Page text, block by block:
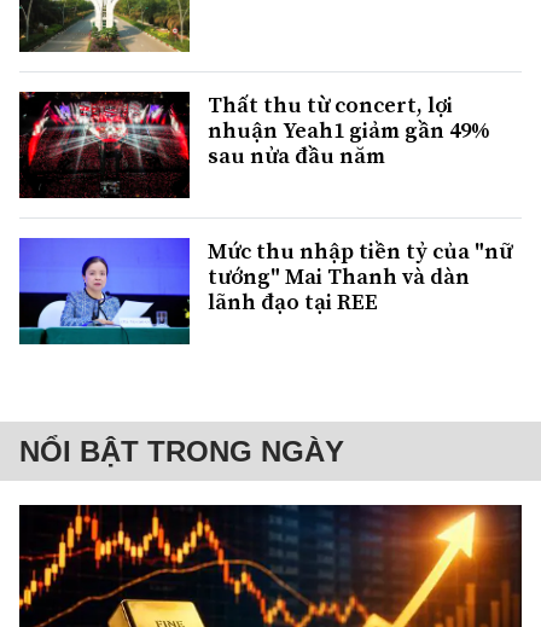
Thất thu từ concert, lợi
nhuận Yeah1 giảm gần 49%
sau nửa đầu năm
Mức thu nhập tiền tỷ của "nữ
tướng" Mai Thanh và dàn
lãnh đạo tại REE
NỔI BẬT TRONG NGÀY